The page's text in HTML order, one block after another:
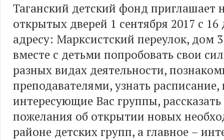
Таганский детский фонд приглашает
открытых дверей 1 сентября 2017 с 16
адресу: Марксистский переулок, дом
вместе с детьми попробовать свои
разных видах деятельности,
преподавателями, узнать расписание,
интересующие Вас группы, рассказать
пожелания об открытии новых
районе детских групп, а главное –